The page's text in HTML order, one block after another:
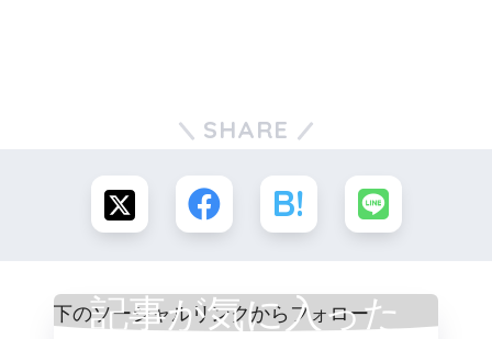
SHARE
記事が気に入った